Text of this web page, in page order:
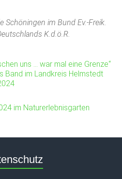
Schöningen im Bund Ev.-Freik.
K.d.ö.R.
uns … war mal eine Grenze“
Band im Landkreis Helmstedt
im Naturerlebnisgarten